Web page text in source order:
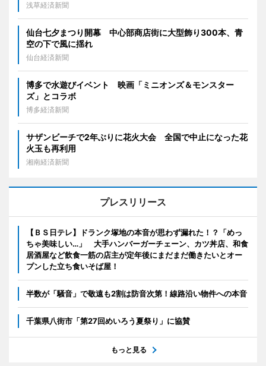
浅草経済新聞
仙台七夕まつり開幕 中心部商店街に大型飾り300本、青
空の下で風に揺れ
仙台経済新聞
博多で水遊びイベント 映画「ミニオンズ＆モンスター
ズ」とコラボ
博多経済新聞
サザンビーチで2年ぶりに花火大会 全国で中止になった花
火玉も再利用
湘南経済新聞
プレスリリース
【ＢＳ日テレ】ドランク塚地の本音が思わず漏れた！？「めっ
ちゃ美味しい…」 大手ハンバーガーチェーン、カツ丼店、和食
居酒屋など飲食一筋の店主が定年後にまだまだ働きたいとオー
プンした立ち食いそば屋！
半数が「騒音」で敬遠も2割は防音次第！線路沿い物件への本音
千葉県八街市「第27回めいろう夏祭り」に協賛
もっと見る